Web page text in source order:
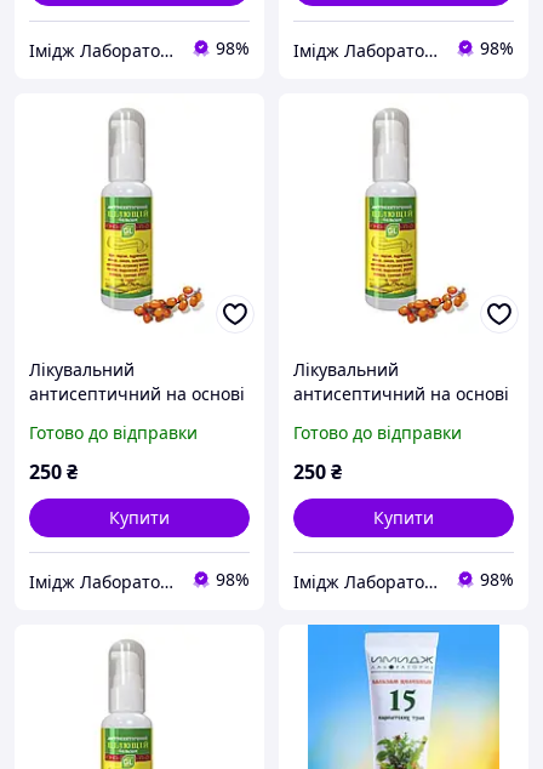
Імідж Лабораторія 98% Імідж Лабораторія 98%
Лікувальний
антисептичний на основі
обліпихи та чайного
дерева, ромашки. Імідж
Готово до відправки
250₴
Купити
Імідж Лабораторія 98%
Лікувальний
антисептичний на основі
обліпихи та чайного
дерева, ромашки. Імідж
Готово до відправки
250₴
Купити
Імідж Лабораторія 98%